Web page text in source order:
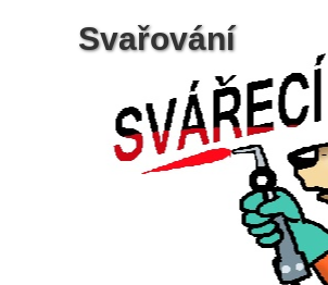
Svařování